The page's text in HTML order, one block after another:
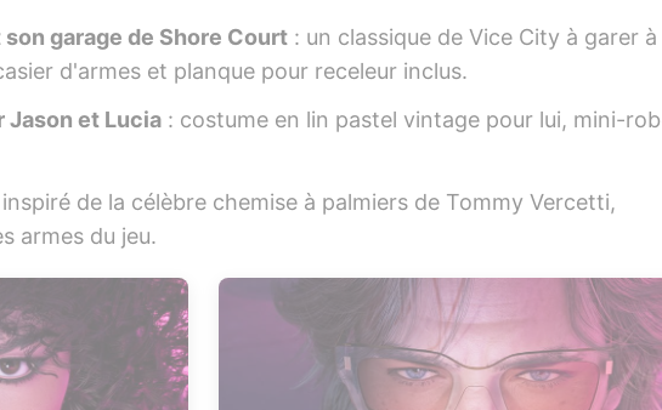
garage de Shore Court : un classique de Vice City à garer
d'armes et planque pour receleur inclus.
Jason et Lucia : costume en lin pastel vintage pour lui, mini-
de la célèbre chemise à palmiers de Tommy Vercetti,
armes du jeu.